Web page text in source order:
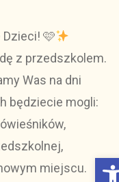
Otwórz Pasek narzędzi
Dzieci! 🩷
z przedszkolem.
Was na dni
będziecie mogli:
miejscu.